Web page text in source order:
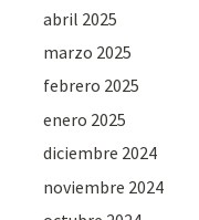
abril 2025
marzo 2025
febrero 2025
enero 2025
diciembre 2024
noviembre 2024